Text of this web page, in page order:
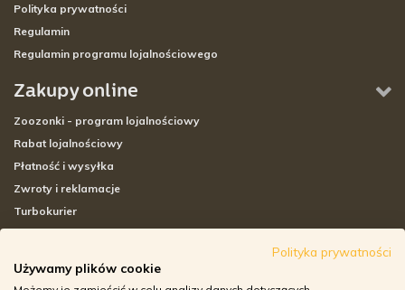
Polityka prywatności
Regulamin
Regulamin programu lojalnościowego
Zakupy online
Zoozonki - program lojalnościowy
Rabat lojalnościowy
Płatność i wysyłka
Zwroty i reklamacje
Turbokurier
Adresy sklepów stacjonarnych
Polityka prywatności
Używamy plików cookie